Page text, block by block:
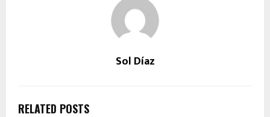
Sol Díaz
RELATED POSTS